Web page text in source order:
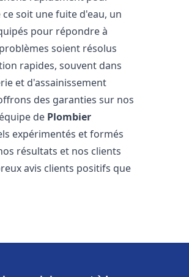
soit une fuite d'eau, un
pour répondre à
soient résolus
rapides, souvent dans
et d'assainissement
des garanties sur nos
de Plombier
expérimentés et formés
résultats et nos clients
avis clients positifs que